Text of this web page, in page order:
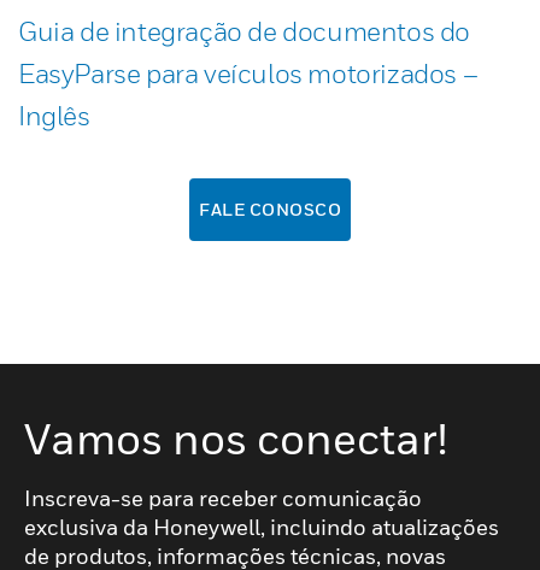
Guia de integração de documentos do
EasyParse para veículos motorizados –
Inglês
FALE CONOSCO
Vamos nos conectar!
Inscreva-se para receber comunicação
exclusiva da Honeywell, incluindo atualizações
de produtos, informações técnicas, novas